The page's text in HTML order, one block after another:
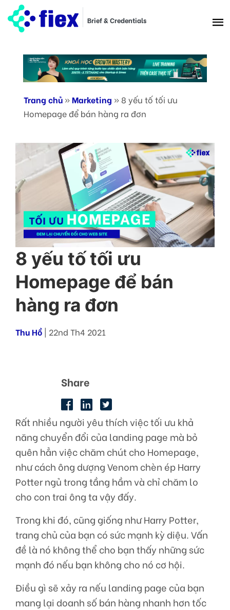
Brief & Credentials
Trang chủ »Marketing » 8 yếu tố tối ưu
Homepage để bán hàng ra đơn
8 yếu tố tối ưu
Homepage để bán
hàng ra đơn
Thu Hồ | 22nd Th4 2021
Share
Rất nhiều người yêu thích việc tối ưu khả
năng chuyển đổi của landing page mà bỏ
quên hẳn việc chăm chút cho Homepage,
như cách ông dượng Venom chèn ép Harry
Potter ngủ trong tầng hầm và chỉ chăm lo
cho con trai ông ta vậy đấy.
Trong khi đó, cũng giống như Harry Potter,
trang chủ của bạn có sức mạnh kỳ diệu. Vấn
đề là nó không thể cho bạn thấy những sức
mạnh đó nếu bạn không cho nó cơ hội.
Điều gì sẽ xảy ra nếu landing page của bạn
mang lại doanh số bán hàng nhanh hơn tốc